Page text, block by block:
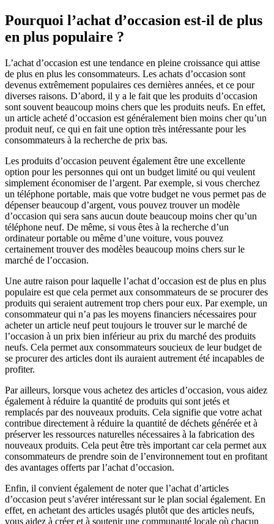
Pourquoi l’achat d’occasion est-il de plus
en plus populaire ?
L’achat d’occasion est une tendance en pleine croissance qui attise
de plus en plus les consommateurs. Les achats d’occasion sont
devenus extrêmement populaires ces dernières années, et ce pour
diverses raisons. D’abord, il y a le fait que les produits d’occasion
sont souvent beaucoup moins chers que les produits neufs. En effet,
un article acheté d’occasion est généralement bien moins cher qu’un
produit neuf, ce qui en fait une option très intéressante pour les
consommateurs à la recherche de prix bas.
Les produits d’occasion peuvent également être une excellente
option pour les personnes qui ont un budget limité ou qui veulent
simplement économiser de l’argent. Par exemple, si vous cherchez
un téléphone portable, mais que votre budget ne vous permet pas de
dépenser beaucoup d’argent, vous pouvez trouver un modèle
d’occasion qui sera sans aucun doute beaucoup moins cher qu’un
téléphone neuf. De même, si vous êtes à la recherche d’un
ordinateur portable ou même d’une voiture, vous pouvez
certainement trouver des modèles beaucoup moins chers sur le
marché de l’occasion.
Une autre raison pour laquelle l’achat d’occasion est de plus en plus
populaire est que cela permet aux consommateurs de se procurer des
produits qui seraient autrement trop chers pour eux. Par exemple, un
consommateur qui n’a pas les moyens financiers nécessaires pour
acheter un article neuf peut toujours le trouver sur le marché de
l’occasion à un prix bien inférieur au prix du marché des produits
neufs. Cela permet aux consommateurs soucieux de leur budget de
se procurer des articles dont ils auraient autrement été incapables de
profiter.
Par ailleurs, lorsque vous achetez des articles d’occasion, vous aidez
également à réduire la quantité de produits qui sont jetés et
remplacés par des nouveaux produits. Cela signifie que votre achat
contribue directement à réduire la quantité de déchets générée et à
préserver les ressources naturelles nécessaires à la fabrication des
nouveaux produits. Cela peut être très important car cela permet aux
consommateurs de prendre soin de l’environnement tout en profitant
des avantages offerts par l’achat d’occasion.
Enfin, il convient également de noter que l’achat d’articles
d’occasion peut s’avérer intéressant sur le plan social également. En
effet, en achetant des articles usagés plutôt que des articles neufs,
vous aidez à créer et à soutenir une communauté locale où chacun